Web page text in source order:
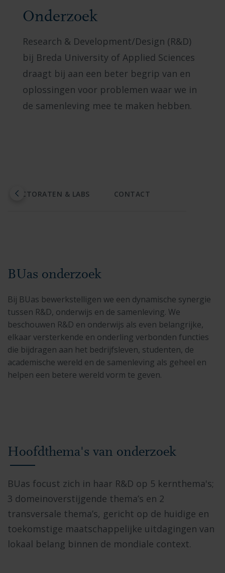
Onderzoek
Research & Development/Design (R&D)
bij Breda University of Applied Sciences
draagt bij aan een beter begrip van en
oplossingen voor problemen waar we in
de samenleving mee te maken hebben.
LECTORATEN & LABS CONTACT
BUas onderzoek
Bij BUas bewerkstelligen we een dynamische synergie
tussen R&D, onderwijs en de samenleving. We
beschouwen R&D en onderwijs als even belangrijke,
elkaar versterkende en onderling verbonden functies
die bijdragen aan het bedrijfsleven, studenten, de
academische wereld en de samenleving als geheel en
helpen een betere wereld vorm te geven.
Hoofdthema's van onderzoek
BUas focust zich in haar R&D op 5 kernthema's;
3 domeinoverstijgende thema’s en 2
transversale thema’s, gericht op de huidige en
toekomstige maatschappelijke uitdagingen van
lokaal belang binnen de mondiale context.